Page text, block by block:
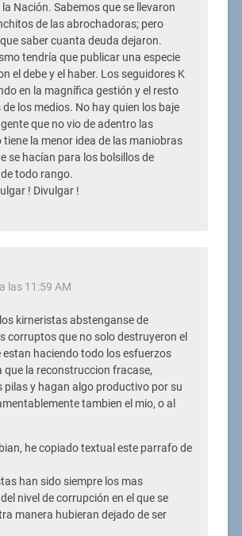
Nación. Sabemos que se llevaron
de las abrochadoras; pero
saber cuanta deuda dejaron.
tendría que publicar una especie
el debe y el haber. Los seguidores K
en la magnífica gestión y el resto
los medios. No hay quien los baje
que no vio de adentro las
tiene la menor idea de las maniobras
se hacían para los bolsillos de
todo rango.
! Divulgar !
las 11:59 AM
kirneristas abstenganse de
corruptos que no solo destruyeron el
estan haciendo todo los esfuerzos
que la reconstruccion fracase,
pilas y hagan algo productivo por su
tambien el mio, o al
he copiado textual este parrafo de
han sido siempre los mas
nivel de corrupción en el que se
manera hubieran dejado de ser